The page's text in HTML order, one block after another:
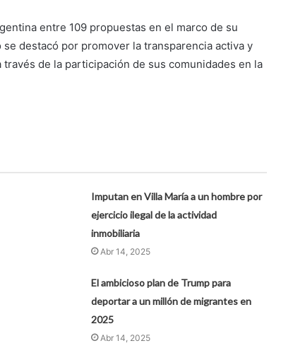
entre 109 propuestas en el marco de su
destacó por promover la transparencia activa y
de la participación de sus comunidades en la
Imputan en Villa María a un hombre por
ejercicio ilegal de la actividad
inmobiliaria
Abr 14, 2025
El ambicioso plan de Trump para
deportar a un millón de migrantes en
2025
Abr 14, 2025